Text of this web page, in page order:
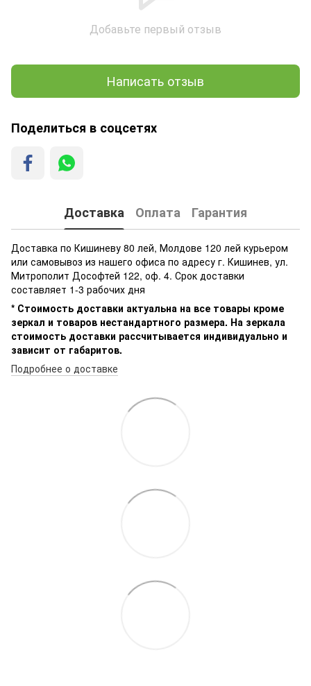
Добавьте первый отзыв
Написать отзыв
Поделиться в соцсетях
Доставка Оплата Гарантия
Доставка по Кишиневу 80 лей, Молдове 120 лей курьером
или самовывоз из нашего офиса по адресу г. Кишинев, ул.
Митрополит Дософтей 122, оф. 4. Срок доставки
составляет 1-3 рабочих дня
* Стоимость доставки актуальна на все товары кроме
зеркал и товаров нестандартного размера. На зеркала
стоимость доставки рассчитывается индивидуально и
зависит от габаритов.
Подробнее о доставке